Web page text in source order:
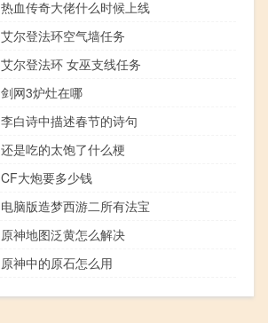
热血传奇大佬什么时候上线
艾尔登法环空气墙任务
艾尔登法环 女巫支线任务
剑网3炉灶在哪
李白诗中描述春节的诗句
还是吃的太饱了什么梗
CF大炮要多少钱
电脑版造梦西游二所有法宝
原神地图泛黄怎么解决
原神中的原石怎么用